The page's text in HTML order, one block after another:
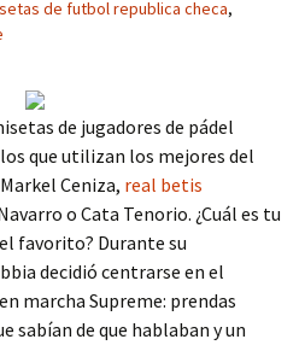
de futbol republica checa,
de jugadores de pádel
que utilizan los mejores del
Ceniza, real betis
o Cata Tenorio. ¿Cuál es tu
favorito? Durante su
decidió centrarse en el
marcha Supreme: prendas
sabían de que hablaban y un